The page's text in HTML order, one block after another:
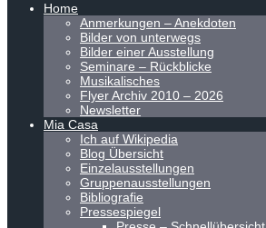
Home
Anmerkungen – Anekdoten
Bilder von unterwegs
Bilder einer Ausstellung
Seminare – Rückblicke
Musikalisches
Flyer Archiv 2010 – 2026
Newsletter
Mia Casa
Ich auf Wikipedia
Blog Übersicht
Einzelausstellungen
Gruppenausstellungen
Bibliografie
Pressespiegel